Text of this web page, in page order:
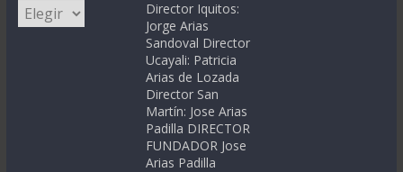
Categorías
Director Iquitos:
Jorge Arias
Sandoval Director
Ucayali: Patricia
Arias de Lozada
Director San
Martín: Jose Arias
Padilla DIRECTOR
FUNDADOR Jose
Arias Padilla